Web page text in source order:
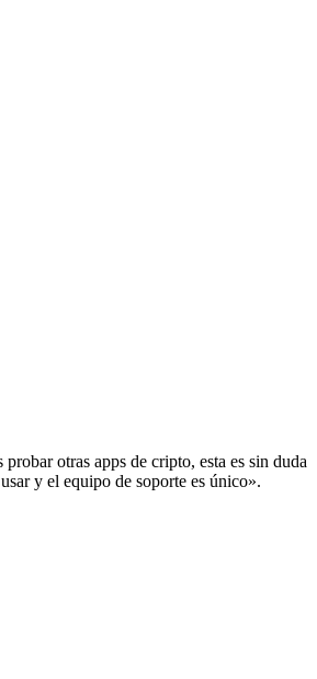
otras apps de cripto, esta es sin duda
y el equipo de soporte es único».